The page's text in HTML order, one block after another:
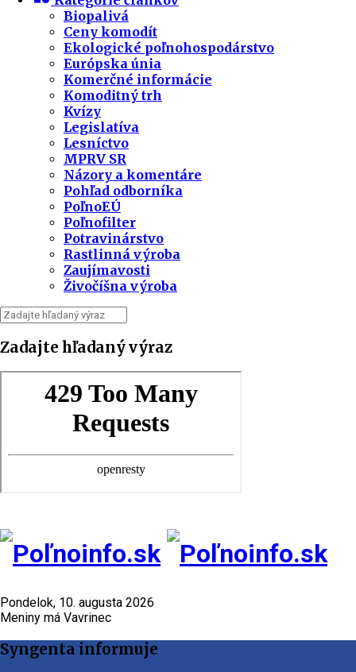
Biopalivá
Ceny komodít
Ekologické poľnohospodárstvo
Európska únia
Komerčné informácie
Komoditný trh
Kvízy
Legislatíva
Lesníctvo
MPRV SR
Názory a komentáre
Pohľad odborníka
PoľnoEÚ
Poľnofilter
Potravinárstvo
Rastlinná výroba
Zaujímavosti
Živočíšna výroba
Zadajte hľadaný výraz
Pondelok, 10. augusta 2026
Meniny má Vavrinec
Syngenta informuje